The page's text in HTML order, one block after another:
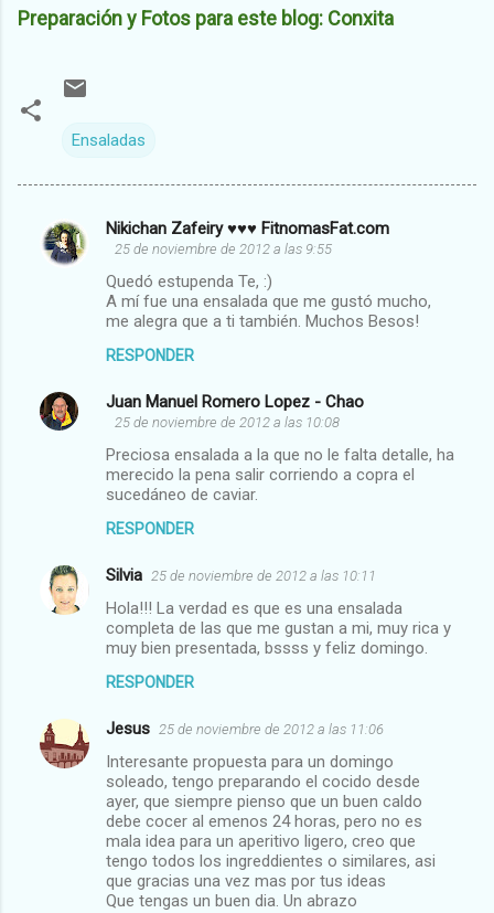
Preparación y Fotos para este blog: Conxita
Ensaladas
C
t
a
Nikichan Zafeiry ♥♥♥ FitnomasFat.com
25 de noviembre de 2012 a las 9:55
Quedó estupenda Te, :)
A mí fue una ensalada que me gustó mucho,
me alegra que a ti también. Muchos Besos!
RESPONDER
Juan Manuel Romero Lopez - Chao
25 de noviembre de 2012 a las 10:08
Preciosa ensalada a la que no le falta detalle, ha
merecido la pena salir corriendo a copra el
sucedáneo de caviar.
RESPONDER
Silvia 25 de noviembre de 2012 a las 10:11
Hola!!! La verdad es que es una ensalada
completa de las que me gustan a mi, muy rica y
muy bien presentada, bssss y feliz domingo.
RESPONDER
Jesus 25 de noviembre de 2012 a las 11:06
Interesante propuesta para un domingo
soleado, tengo preparando el cocido desde
ayer, que siempre pienso que un buen caldo
debe cocer al emenos 24 horas, pero no es
mala idea para un aperitivo ligero, creo que
tengo todos los ingreddientes o similares, asi
que gracias una vez mas por tus ideas
Que tengas un buen dia. Un abrazo